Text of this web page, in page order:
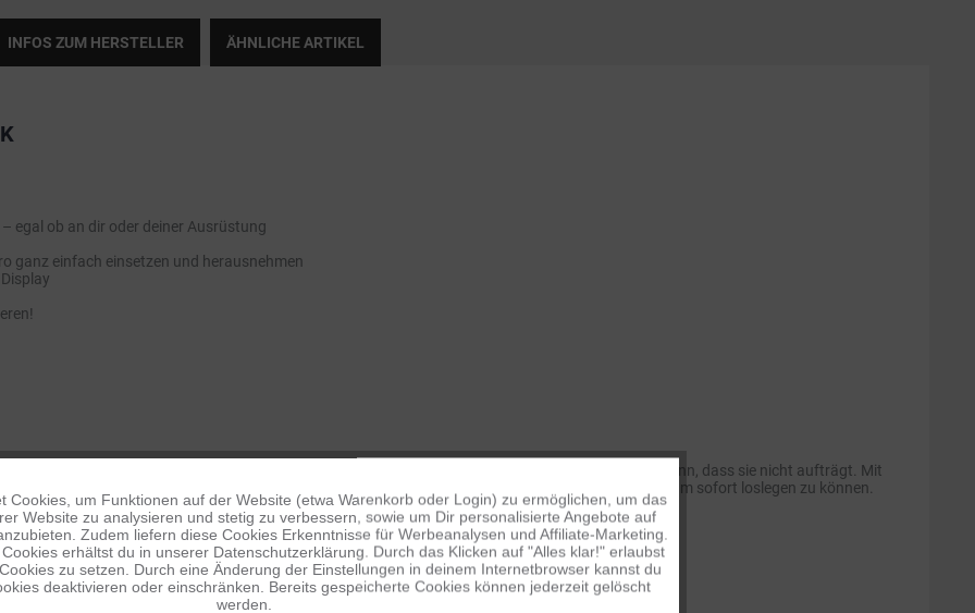
INFOS ZUM HERSTELLER ÄHNLICHE ARTIKEL
egal ob an dir oder deiner Ausrüstung
ganz einfach einsetzen und herausnehmen
Action beginnt. Diese Premium-Silikonhülle gibt es in vielen verschiedenen Farben und sie ist so dünn, dass sie nicht aufträgt. Mit
Aufnahme immer zur Hand. Trage sie um den Hals, am Handgelenk oder an deiner Ausrüstung, um sofort loslegen zu können.
Aktiv
Inaktiv
Cookies, um Funktionen auf der Website (etwa Warenkorb oder Login) zu ermöglichen, um das
Website zu analysieren und stetig zu verbessern, sowie um Dir personalisierte Angebote auf
Zudem liefern diese Cookies Erkenntnisse für Werbeanalysen und Affiliate-Marketing.
erhältst du in unserer Datenschutzerklärung. Durch das Klicken auf "Alles klar!" erlaubst
zu setzen. Durch eine Änderung der Einstellungen in deinem Internetbrowser kannst du
deaktivieren oder einschränken. Bereits gespeicherte Cookies können jederzeit gelöscht
werden.